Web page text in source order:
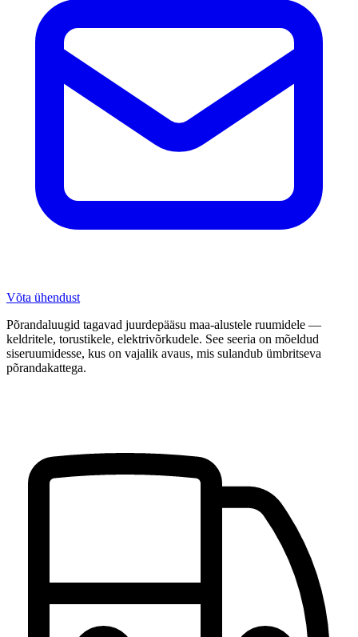
Võta ühendust
Põrandaluugid tagavad juurdepääsu maa-alustele ruumidele —
keldritele, torustikele, elektrivõrkudele. See seeria on mõeldud
siseruumidesse, kus on vajalik avaus, mis sulandub ümbritseva
põrandakattega.